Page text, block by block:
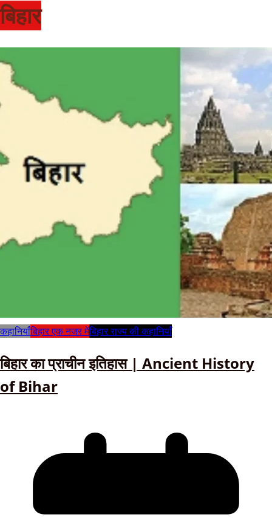
बिहार
कहानियाँबिहार एक नजर मेंबिहार राज्य की कहानियाँ
बिहार का प्राचीन इतिहास | Ancient History
of Bihar